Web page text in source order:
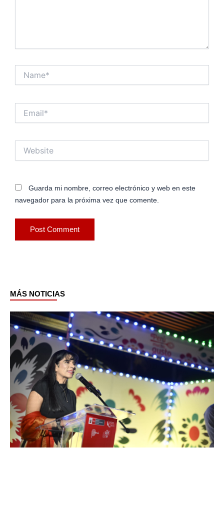
Guarda mi nombre, correo electrónico y web en este
navegador para la próxima vez que comente.
MÁS NOTICIAS
Page PagePagePagePage Page